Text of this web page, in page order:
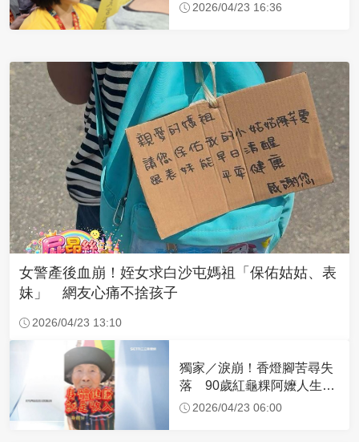
布忍尿5小時不喊累
2026/04/23 16:36
女警產後血崩！姪女求白沙屯媽祖「保佑姑姑、表
妹」 網友心痛不捨孩子
2026/04/23 13:10
獨家／淚崩！香燈腳苦尋失
落 90歲紅龜粿阿嬤人生謝
幕2026/04/23 06:00